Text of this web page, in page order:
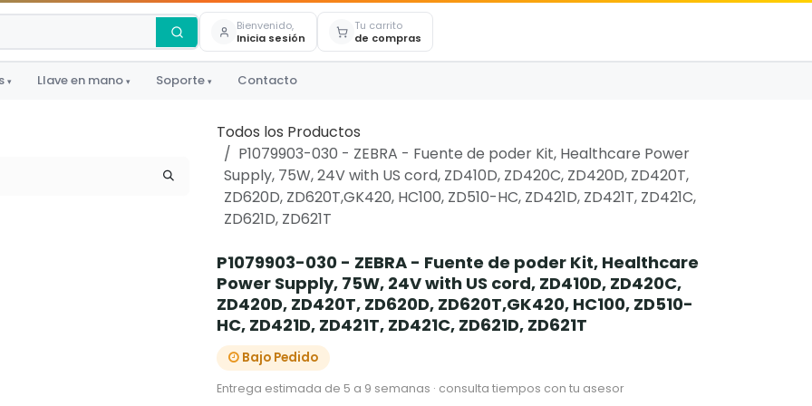
Bienvenido,
Inicia sesión
Tu carrito
de compras
▾ Llave en mano ▾ Soporte ▾ Contacto
Todos los Productos
P1079903-030 - ZEBRA - Fuente de poder Kit, Healthcare Power
Supply, 75W, 24V with US cord, ZD410D, ZD420C, ZD420D, ZD420T,
ZD620D, ZD620T,GK420, HC100, ZD510-HC, ZD421D, ZD421T, ZD421C,
ZD621D, ZD621T
P1079903-030 - ZEBRA - Fuente de poder Kit, Healthcare
Power Supply, 75W, 24V with US cord, ZD410D, ZD420C,
ZD420D, ZD420T, ZD620D, ZD620T,GK420, HC100, ZD510-
HC, ZD421D, ZD421T, ZD421C, ZD621D, ZD621T
Bajo Pedido
Entrega estimada de 5 a 9 semanas · consulta tiempos con tu asesor